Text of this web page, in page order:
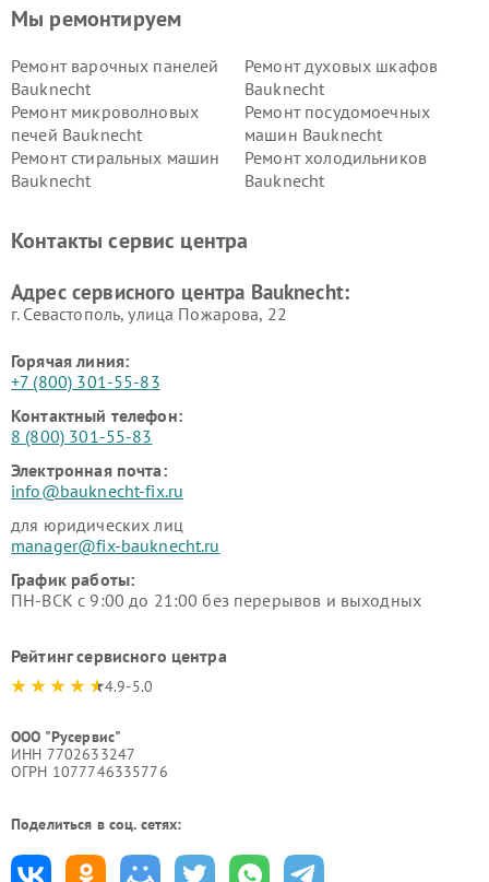
Мы ремонтируем
Ремонт варочных панелей
Bauknecht
Ремонт духовых шкафов
Bauknecht
Ремонт микроволновых
печей Bauknecht
Ремонт посудомоечных
машин Bauknecht
Ремонт стиральных машин
Bauknecht
Ремонт холодильников
Bauknecht
Контакты сервис центра
Адрес сервисного центра Bauknecht:
г. Севастополь, улица Пожарова, 22
Горячая линия:
+7 (800) 301-55-83
Контактный телефон:
8 (800) 301-55-83
Электронная почта:
info@bauknecht-fix.ru
для юридических лиц
manager@fix-bauknecht.ru
График работы:
ПН-ВСК с 9:00 до 21:00 без перерывов и выходных
Рейтинг сервисного центра
4.9-5.0
ООО "Русервис"
ИНН 7702633247
ОГРН 1077746335776
Поделиться в соц. сетях: